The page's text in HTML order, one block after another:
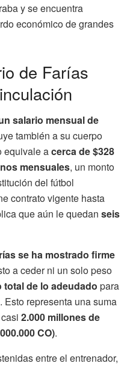
y se encuentra
económico de grandes
de Farías
salario mensual de
también a su cuerpo
equivale acerca de $328
mensuales, un monto
del fútbol
contrato vigente hasta
que aún le quedan seis
se ha mostrado firme
a ceder ni un solo peso
total de lo adeudado para
representa una suma
2.000 millones de
CO).
entre el entrenador,